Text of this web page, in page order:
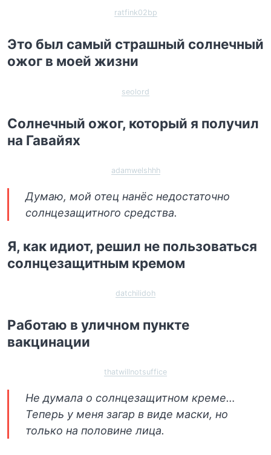
ratfink02bp
Это был самый страшный солнечный
ожог в моей жизни
seolord
Солнечный ожог, который я получил
на Гавайях
adamwelshhh
Думаю, мой отец нанёс недостаточно
солнцезащитного средства.
Я, как идиот, решил не пользоваться
солнцезащитным кремом
datchilidoh
Работаю в уличном пункте
вакцинации
thatwillnotsuffice
Не думала о солнцезащитном креме…
Теперь у меня загар в виде маски, но
только на половине лица.